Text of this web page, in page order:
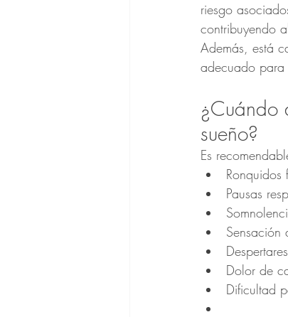
riesgo
contribuyendo
Además, está
adecuado
¿Cuándo
sueño?
Es
Ronquidos
Pausas
Sensación
Dolor de
Dificultad